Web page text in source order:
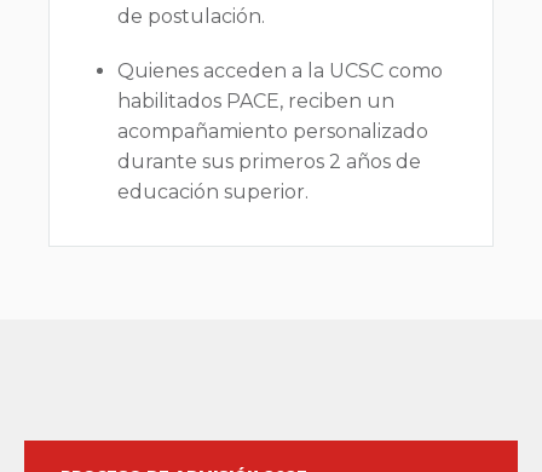
de postulación.
Quienes acceden a la UCSC como
habilitados PACE, reciben un
acompañamiento personalizado
durante sus primeros 2 años de
educación superior.